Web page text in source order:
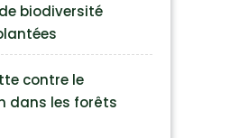
biodiversité
contre le
dans les forêts